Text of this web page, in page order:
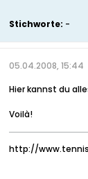
Stichworte: -
05.04.2008, 15:44
Hier kannst du
Voilà!
http://